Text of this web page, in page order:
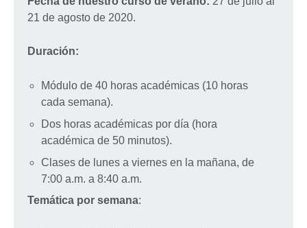
21 de agosto de 2020.
Duración:
Módulo de 40 horas académicas (10 horas
cada semana).
Dos horas académicas por día (hora
académica de 50 minutos).
Clases de lunes a viernes en la mañana, de
7:00 a.m. a 8:40 a.m.
Temática por semana: